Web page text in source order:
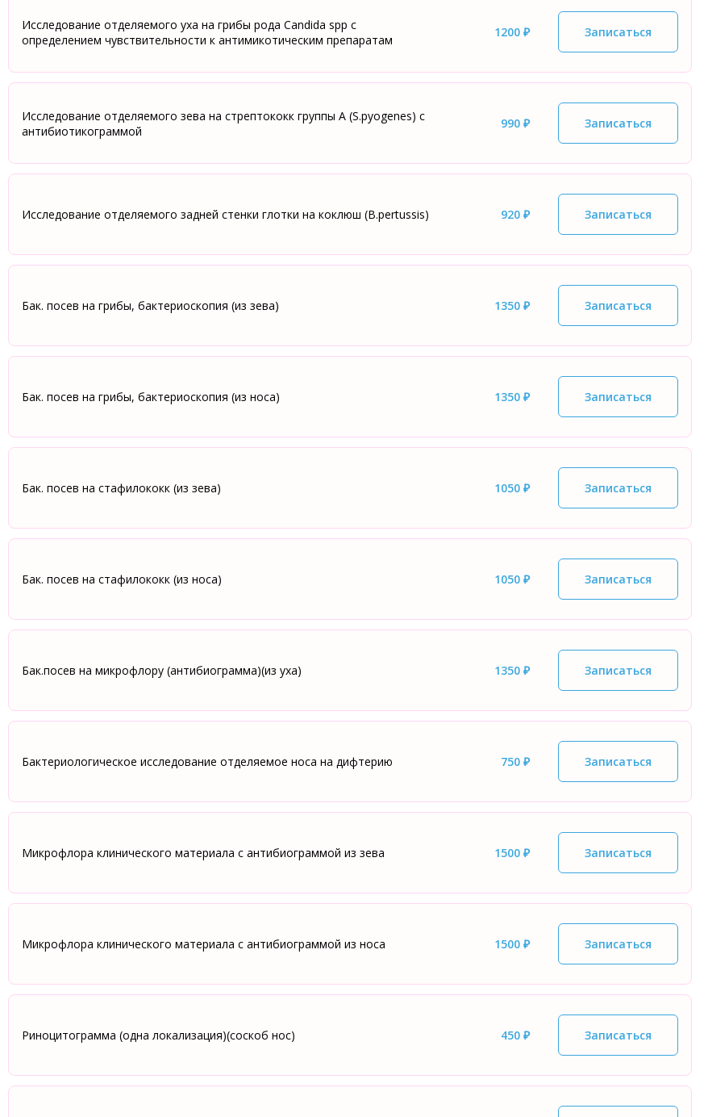
Исследование отделяемого уха на грибы рода Candida spp с
определением чувствительности к антимикотическим препаратам
1200 ₽ Записаться
Исследование отделяемого зева на стрептококк группы А (S.pyogenes) с
антибиотикограммой
990 ₽ Записаться
Исследование отделяемого задней стенки глотки на коклюш (B.pertussis) 920 ₽ Записаться
Бак. посев на грибы, бактериоскопия (из зева) 1350 ₽ Записаться
Бак. посев на грибы, бактериоскопия (из носа) 1350 ₽ Записаться
Бак. посев на стафилококк (из зева) 1050 ₽ Записаться
Бак. посев на стафилококк (из носа) 1050 ₽ Записаться
Бак.посев на микрофлору (антибиограмма)(из уха) 1350 ₽ Записаться
Бактериологическое исследование отделяемое носа на дифтерию 750 ₽ Записаться
Микрофлора клинического материала с антибиограммой из зева 1500 ₽ Записаться
Микрофлора клинического материала с антибиограммой из носа 1500 ₽ Записаться
Риноцитограмма (одна локализация)(соскоб нос) 450 ₽ Записаться